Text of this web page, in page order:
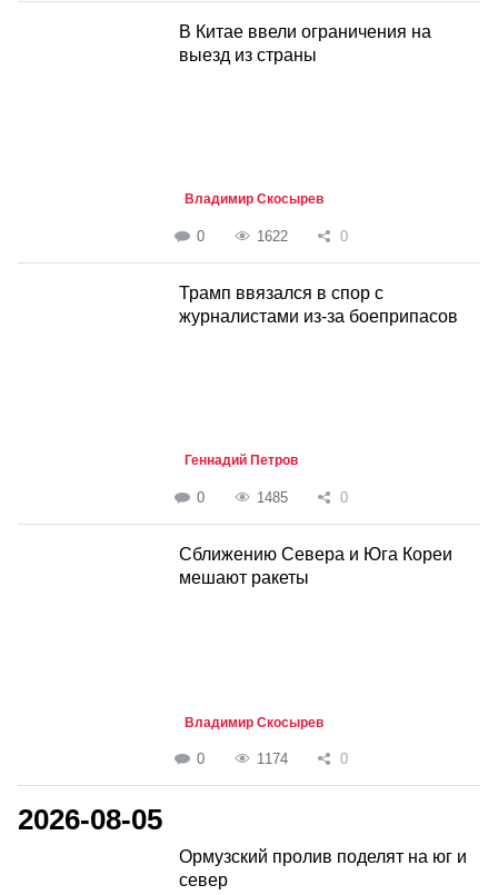
В Китае ввели ограничения на
выезд из страны
Владимир Скосырев
0 1622 0
Трамп ввязался в спор с
журналистами из-за боеприпасов
Геннадий Петров
0 1485 0
Сближению Севера и Юга Кореи
мешают ракеты
Владимир Скосырев
0 1174 0
2026-08-05
Ормузский пролив поделят на юг и
север